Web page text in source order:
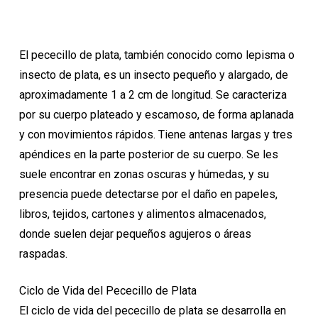
El pececillo de plata, también conocido como lepisma o
insecto de plata, es un insecto pequeño y alargado, de
aproximadamente 1 a 2 cm de longitud. Se caracteriza
por su cuerpo plateado y escamoso, de forma aplanada
y con movimientos rápidos. Tiene antenas largas y tres
apéndices en la parte posterior de su cuerpo. Se les
suele encontrar en zonas oscuras y húmedas, y su
presencia puede detectarse por el daño en papeles,
libros, tejidos, cartones y alimentos almacenados,
donde suelen dejar pequeños agujeros o áreas
raspadas.
Ciclo de Vida del Pececillo de Plata
El ciclo de vida del pececillo de plata se desarrolla en